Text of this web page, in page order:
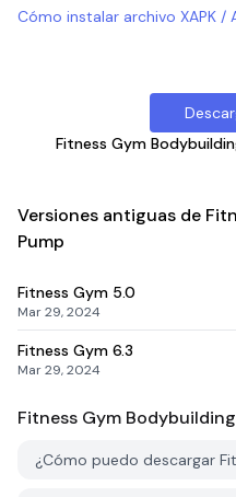
Cómo instalar archivo XAPK /
Fitness Gym
Versiones antiguas de
Pump
Fitness Gym 5.0
Mar 29, 2024
Fitness Gym 6.3
Mar 29, 2024
Fitness Gym